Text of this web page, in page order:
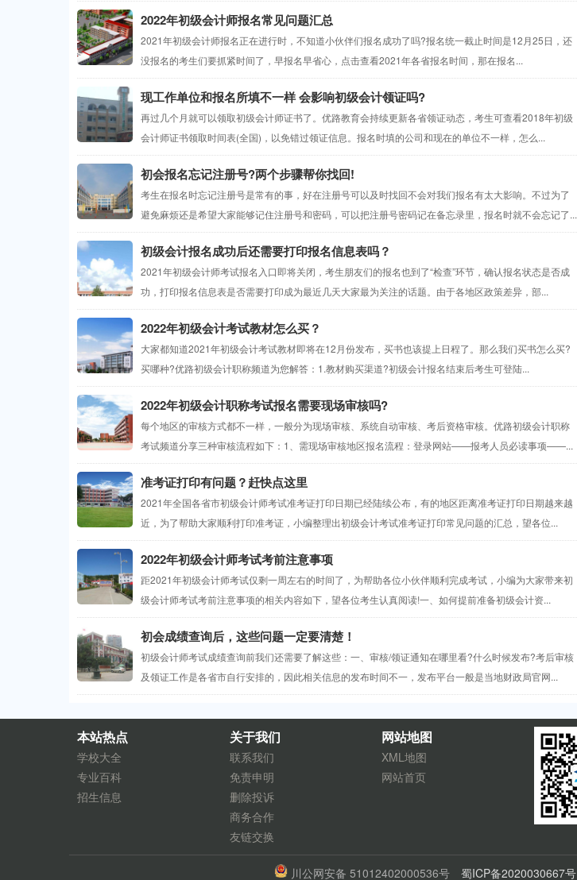
2022年初级会计师报名常见问题汇总
2021年初级会计师报名正在进行时，不知道小伙伴们报名成功了吗?报名统一截止时间是12月25日，还
没报名的考生们要抓紧时间了，早报名早省心，点击查看2021年各省报名时间，那在报名...
现工作单位和报名所填不一样 会影响初级会计领证吗?
再过几个月就可以领取初级会计师证书了。优路教育会持续更新各省领证动态，考生可查看2018年初级
会计师证书领取时间表(全国)，以免错过领证信息。报名时填的公司和现在的单位不一样，怎么...
初会报名忘记注册号?两个步骤帮你找回!
考生在报名时忘记注册号是常有的事，好在注册号可以及时找回不会对我们报名有太大影响。不过为了
避免麻烦还是希望大家能够记住注册号和密码，可以把注册号密码记在备忘录里，报名时就不会忘记了...
初级会计报名成功后还需要打印报名信息表吗？
2021年初级会计师考试报名入口即将关闭，考生朋友们的报名也到了“检查”环节，确认报名状态是否成
功，打印报名信息表是否需要打印成为最近几天大家最为关注的话题。由于各地区政策差异，部...
2022年初级会计考试教材怎么买？
大家都知道2021年初级会计考试教材即将在12月份发布，买书也该提上日程了。那么我们买书怎么买?
买哪种?优路初级会计职称频道为您解答：1.教材购买渠道?初级会计报名结束后考生可登陆...
2022年初级会计职称考试报名需要现场审核吗?
每个地区的审核方式都不一样，一般分为现场审核、系统自动审核、考后资格审核。优路初级会计职称
考试频道分享三种审核流程如下：1、需现场审核地区报名流程：登录网站——报考人员必读事项——...
准考证打印有问题？赶快点这里
2021年全国各省市初级会计师考试准考证打印日期已经陆续公布，有的地区距离准考证打印日期越来越
近，为了帮助大家顺利打印准考证，小编整理出初级会计考试准考证打印常见问题的汇总，望各位...
2022年初级会计师考试考前注意事项
距2021年初级会计师考试仅剩一周左右的时间了，为帮助各位小伙伴顺利完成考试，小编为大家带来初
级会计师考试考前注意事项的相关内容如下，望各位考生认真阅读!一、如何提前准备初级会计资...
初会成绩查询后，这些问题一定要清楚！
初级会计师考试成绩查询前我们还需要了解这些：一、审核/领证通知在哪里看?什么时候发布?考后审核
及领证工作是各省市自行安排的，因此相关信息的发布时间不一，发布平台一般是当地财政局官网...
本站热点
学校大全
专业百科
招生信息
关于我们
联系我们
免责申明
删除投诉
商务合作
友链交换
网站地图
XML地图
网站首页
川公网安备 51012402000536号 蜀ICP备2020030667号